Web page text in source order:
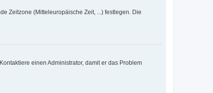
Zeitzone (Mitteleuropäische Zeit, ...) festlegen. Die
einen Administrator, damit er das Problem